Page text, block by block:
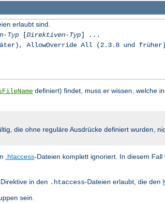
erlaubt sind.
Typ[Direktiven-Typ] ...
AllowOverride All (2.3.8 und früher)
definiert) findet, muss er wissen, welche
die ohne reguläre Ausdrücke definiert wurden,
.htaccess-Dateien komplett ignoriert. In diesem
in den .htaccess-Dateien erlaubt, die den
sein.